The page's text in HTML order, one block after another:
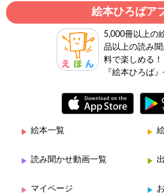
絵本ひろばア
5,000冊以上の
品以上の読み
料で楽しめる！
『絵本ひろば
絵本一覧
読み聞かせ動画一覧
マイページ